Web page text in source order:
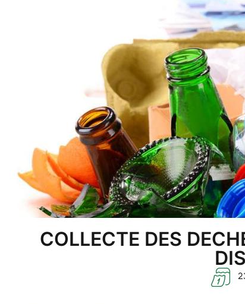
COLLECTE DES